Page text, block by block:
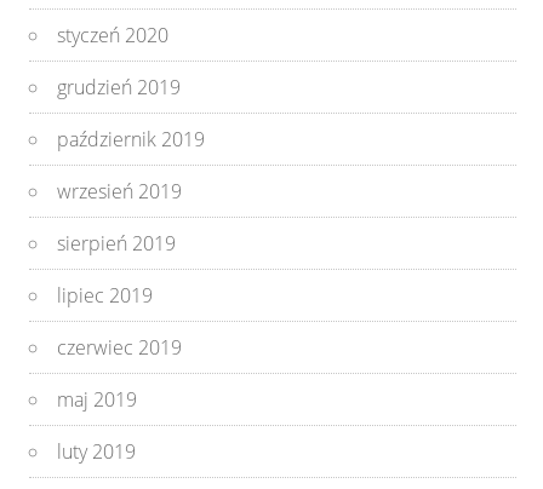
styczeń 2020
grudzień 2019
październik 2019
wrzesień 2019
sierpień 2019
lipiec 2019
czerwiec 2019
maj 2019
luty 2019